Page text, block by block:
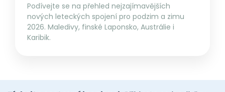
Podívejte se na přehled nejzajímavějších
nových leteckých spojení pro podzim a zimu
2026. Maledivy, finské Laponsko, Austrálie i
Karibik.